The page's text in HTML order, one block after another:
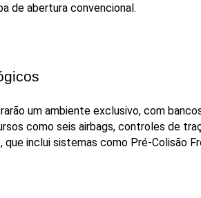
de abertura convencional.
um ambiente exclusivo, com
como seis airbags, controles de
inclui sistemas como Pré-Colisão